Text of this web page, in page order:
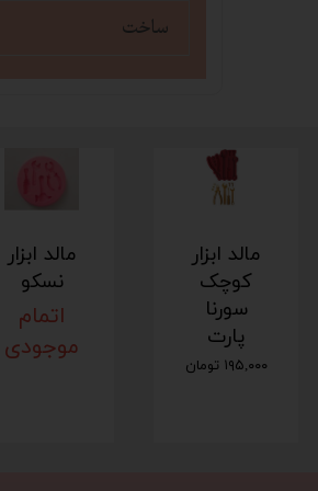
ساخت
مالد ابزار
کوچک
سورنا
پارت
۱۹۵,۰۰۰ تومان
مالد ابزار
نسکو
اتمام
موجودی